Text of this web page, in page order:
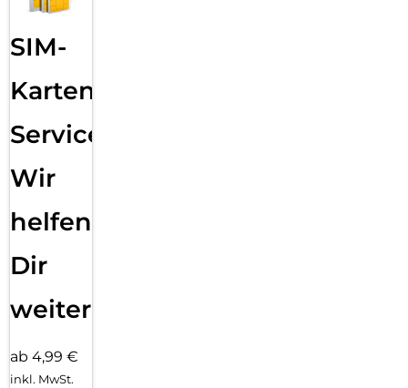
SIM-
Karten
Service:
Wir
helfen
Dir
weiter
ab 4,99 €
inkl. MwSt.